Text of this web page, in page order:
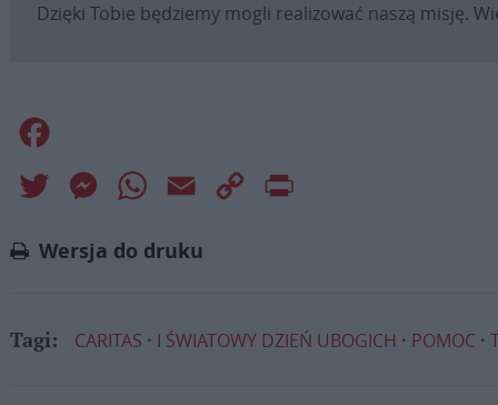
Dzięki Tobie będziemy mogli realizować naszą misję.
Twitter MessengerWhatsApp
Email
Copy
Wersja do druku
Tagi: CARITAS I ŚWIATOWY DZIEŃ UBOGICH POMOC